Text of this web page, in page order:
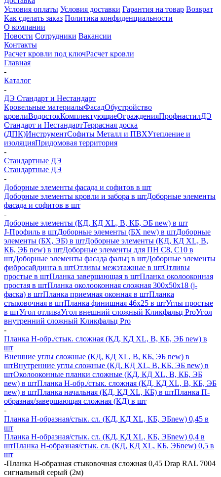
Условия оплаты Условия доставки Гарантия на товар Возврат
Как сделать заказ Политика конфиденциальности
О компании
Новости Сотрудники Вакансии
Контакты
Расчет кровли под ключРасчет кровли
Главная
-
Каталог
-
ДЭ Стандарт и Нестандарт
Кровельные материалыФасадОбустройство
кровлиВодостокКомплектующиеОгражденияПрофнастилДЭ
Стандарт и НестандартТеррасная доска
(ДПК)ИнструментСофиты Металл и ПВХУтепление и
изоляцияПридомовая территория
-
Стандартные ДЭ
Стандартные ДЭ
-
Доборные элементы фасада и софитов в шт
Доборные элементы кровли и забора в штДоборные элементы
фасада и софитов в шт
-
Доборные элементы (КД, КД XL, В, КБ, ЭБ new) в шт
J-Профиль в штДоборные элементы (БХ new) в штДоборные
элементы (БХ, ЭБ) в штДоборные элементы (КД, КД XL, В,
КБ, ЭБ new) в штДоборные элементы для ПН С8, С10 в
штДоборные элементы фасада фальц в штДоборные элементы
фибросайдинга в штОтливы межэтажные в штОтливы
простые в штПланка завершающая в штПланка околооконная
простая в штПланка околооконная сложная 300х50х18 (j-
фаска) в штПланка приемная оконная в штПланка
стыковочная в штПланка финишная 46х25 в штУглы простые
в штУгол отливаУгол внешний сложный Кликфальц ProУгол
внутренний сложный Кликфальц Pro
-
Планка H-обр./стык. сложная (КД, КД XL, В, КБ, ЭБ new) в
шт
Внешние углы сложные (КД, КД XL, В, КБ, ЭБ new) в
штВнутренние углы сложные (КД, КД XL, В, КБ, ЭБ new) в
штОколооконные планки сложные (КД, КД XL, В, КБ, ЭБ
new) в штПланка H-обр./стык. сложная (КД, КД XL, В, КБ, ЭБ
new) в штПланка начальная (КД, КД XL, КБ) в штПланка П-
образная/завершающая сложная (КД) в шт
-
Планка H-образная/стык. сл. (КД, КД XL, КБ, ЭБnew) 0,45 в
шт
Планка H-образная/стык. сл. (КД, КД XL, КБ, ЭБnew) 0,4 в
штПланка H-образная/стык. сл. (КД, КД XL, КБ, ЭБnew) 0,5 в
шт
-Планка Н-образная стыковочная сложная 0,45 Drap RAL 7004
сигнальный серый (2м)